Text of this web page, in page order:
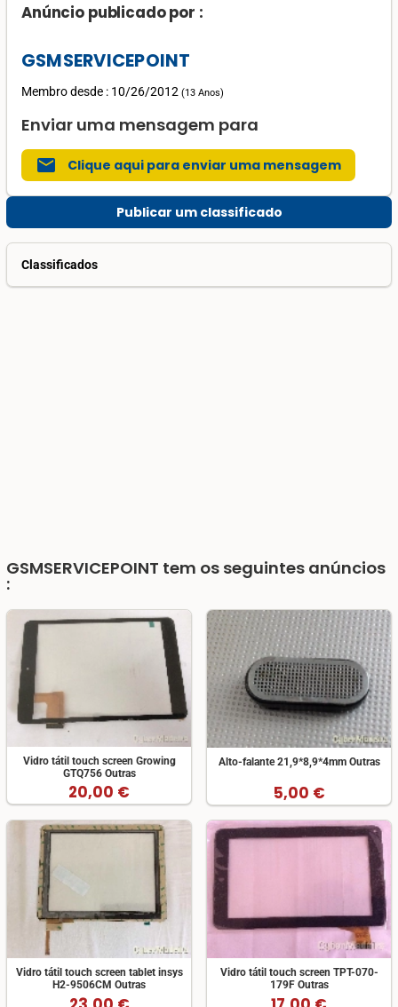
Anúncio publicado por :
GSMSERVICEPOINT
Membro desde : 10/26/2012 (13 Anos)
Enviar uma mensagem para
mail Clique aqui para enviar uma mensagem
Publicar um classificado
Classificados
GSMSERVICEPOINT tem os seguintes anúncios
:
Vidro tátil touch screen Growing
GTQ756 Outras
20,00 €
Alto-falante 21,9*8,9*4mm Outras
5,00 €
Vidro tátil touch screen tablet insys
H2-9506CM Outras
Vidro tátil touch screen TPT-070-
179F Outras